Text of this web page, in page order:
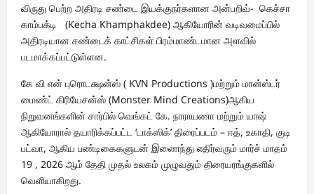
விருது பெற்ற அதிரடி சண்டை இயக்குநர்களான அன்பறிவ்- கெச்சா
காம்பக்‌டி (Kecha Khamphakdee) ஆகியோரின் வடிவமைப்பில்
அதிரடியான சண்டைக் காட்சிகள் பிரம்மாண்டமான அளவில்
படமாக்கப்பட்டுள்ளன.
கே வி என் புரொடக்ஷன்ஸ் ( KVN Productions )மற்றும் மான்ஸ்டர்
மைண்ட் கிரியேசன்ஸ் (Monster Mind Creations)ஆகிய
நிறுவனங்களின் சார்பில் வெங்கட் கே. நாராயணா மற்றும் யாஷ்
ஆகியோரால் தயாரிக்கப்பட்ட ‘டாக்ஸிக்’ திரைப்படம் – ஈத், உகாதி, குடி
பட்வா, ஆகிய பண்டிகைகளுடன் இணைந்து எதிர்வரும் மார்ச் மாதம்
19 , 2026 ஆம் தேதி முதல் உலகம் முழுவதும் திரையரங்குகளில்
வெளியாகிறது.